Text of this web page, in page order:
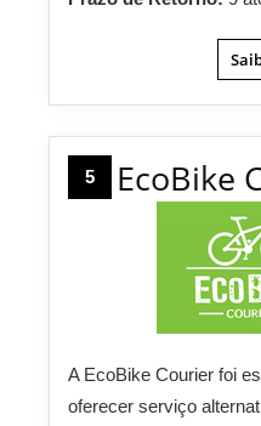
5 EcoBike
A EcoBike Courier foi
oferecer serviço